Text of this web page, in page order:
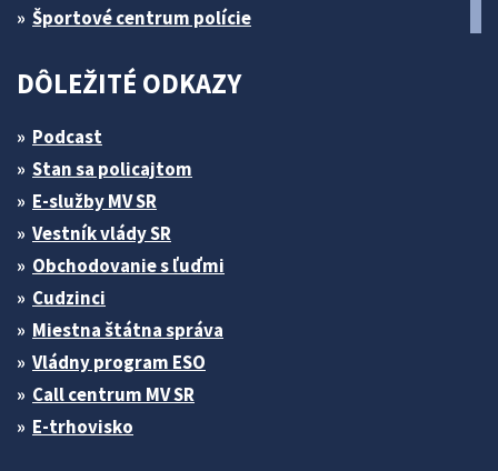
Športové centrum polície
DÔLEŽITÉ ODKAZY
Podcast
Stan sa policajtom
E-služby MV SR
Vestník vlády SR
Obchodovanie s ľuďmi
Cudzinci
Miestna štátna správa
Vládny program ESO
Call centrum MV SR
E-trhovisko